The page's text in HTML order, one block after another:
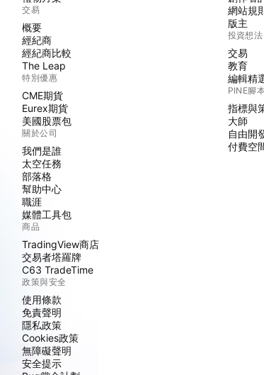
交易
概要
經紀商
經紀商比較
The Leap
特別優惠
CME期貨
Eurex期貨
美國股票包
關於公司
我們是誰
太空任務
部落格
幫助中心
職涯
媒體工具包
商品
TradingView商店
交易者塔羅牌
C63 TradeTime
政策與安全
使用條款
免責聲明
隱私政策
Cookies政策
無障礙聲明
安全提示
網站規
版主
投資想法
交易
教育
編輯精
PINE腳
指標與
大師
自由開
付費空